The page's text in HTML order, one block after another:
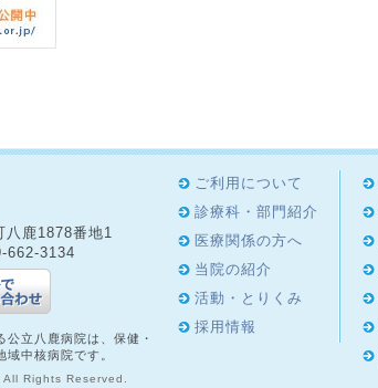
鹿1878番地1
662-3134
立八鹿病院は、保健・
中核病院です。
ご利用について
診療科・部門紹介
医療関係の方へ
当院の紹介
活動・とりくみ
採用情報
Rights Reserved.